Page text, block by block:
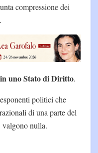
compressione dei
uno Stato di Diritto.
politici che
di una parte del
valgono nulla.